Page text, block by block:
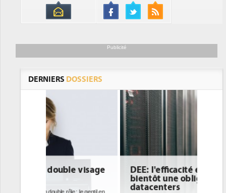
Publicité
DERNIERS DOSSIERS
DEE: l'efficacité énergétique
bientôt une obligation pour les
datacenters